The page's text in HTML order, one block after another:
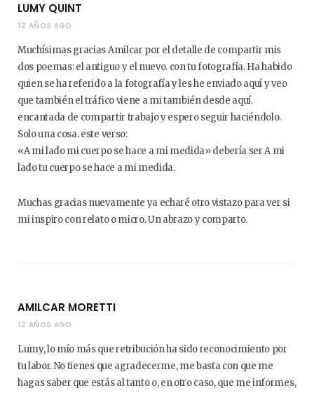
LUMY QUINT
12 AÑOS AGO
Muchísimas gracias Amilcar por el detalle de compartir mis
dos poemas: el antiguo y el nuevo. con tu fotografía. Ha habido
quien se ha referido a la fotografía y les he enviado aquí y veo
que también el tráfico viene a mi también desde aquí.
encantada de compartir trabajo y espero seguir haciéndolo.
Solo una cosa. este verso:
«A mi lado mi cuerpo se hace a mi medida» debería ser A mi
lado tu cuerpo se hace a mi medida.
Muchas gracias nuevamente ya echaré otro vistazo para ver si
mi inspiro con relato o micro. Un abrazo y comparto.
AMILCAR MORETTI
12 AÑOS AGO
Lumy, lo mío más que retribución ha sido reconocimiento por
tu labor. No tienes que agradecerme, me basta con que me
hagas saber que estás al tanto o, en otro caso, que me informes,